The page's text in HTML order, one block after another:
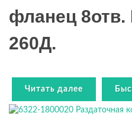
фланец
260Д.
Читать далее